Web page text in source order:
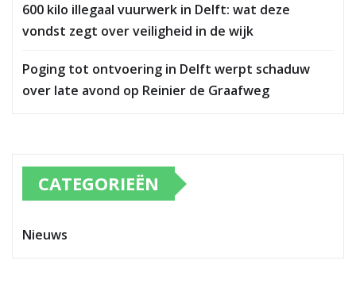
600 kilo illegaal vuurwerk in Delft: wat deze
vondst zegt over veiligheid in de wijk
Poging tot ontvoering in Delft werpt schaduw
over late avond op Reinier de Graafweg
CATEGORIEËN
Nieuws